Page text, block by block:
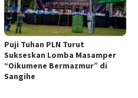
Puji Tuhan PLN Turut
Sukseskan Lomba Masamper
“Oikumene Bermazmur” di
Sangihe